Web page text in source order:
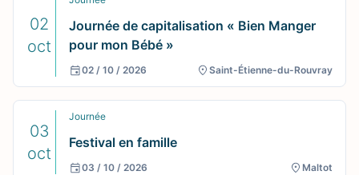
02
oct
Journée de capitalisation « Bien Manger
pour mon Bébé »
02 / 10 / 2026 Saint-Étienne-du-Rouvray
03
oct
Journée
Festival en famille
03 / 10 / 2026 Maltot